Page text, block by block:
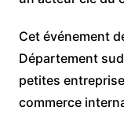
Cet événement
Département
petites
commerce